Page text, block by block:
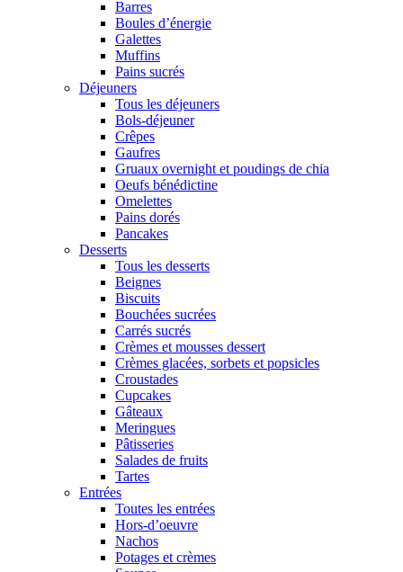
Barres
Boules d’énergie
Galettes
Muffins
Pains sucrés
Déjeuners
Tous les déjeuners
Bols-déjeuner
Crêpes
Gaufres
Gruaux overnight et poudings de chia
Oeufs bénédictine
Omelettes
Pains dorés
Pancakes
Desserts
Tous les desserts
Beignes
Biscuits
Bouchées sucrées
Carrés sucrés
Crèmes et mousses dessert
Crèmes glacées, sorbets et popsicles
Croustades
Cupcakes
Gâteaux
Meringues
Pâtisseries
Salades de fruits
Tartes
Entrées
Toutes les entrées
Hors-d’oeuvre
Nachos
Potages et crèmes